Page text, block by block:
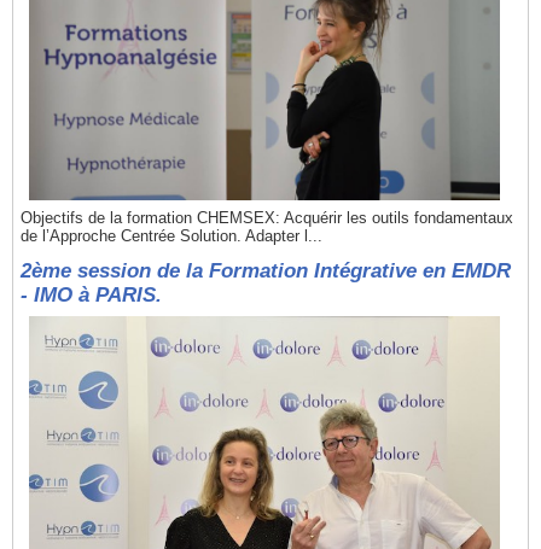
Objectifs de la formation CHEMSEX: Acquérir les outils fondamentaux
de l’Approche Centrée Solution. Adapter l...
2ème session de la Formation Intégrative en EMDR
- IMO à PARIS.